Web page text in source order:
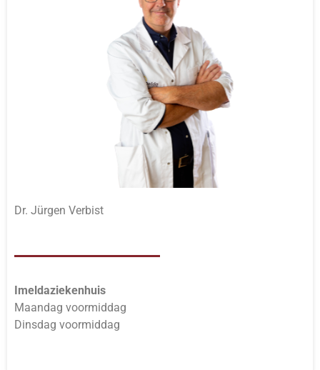
Dr. Jürgen Verbist
Imeldaziekenhuis
Maandag voormiddag
Dinsdag voormiddag